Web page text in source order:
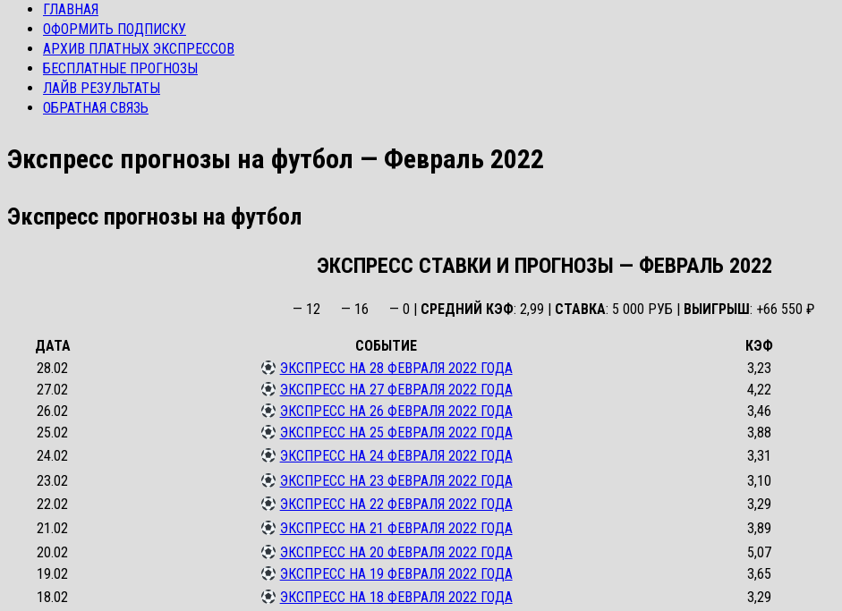
ГЛАВНАЯ
ОФОРМИТЬ ПОДПИСКУ
АРХИВ ПЛАТНЫХ ЭКСПРЕССОВ
БЕСПЛАТНЫЕ ПРОГНОЗЫ
ЛАЙВ РЕЗУЛЬТАТЫ
ОБРАТНАЯ СВЯЗЬ
Экспресс прогнозы на футбол — Февраль 2022
Экспресс прогнозы на футбол
ЭКСПРЕСС СТАВКИ И ПРОГНОЗЫ — ФЕВРАЛЬ 2022
— 12 — 16 — 0 | СРЕДНИЙ КЭФ: 2,99 | СТАВКА: 5 000 РУБ | ВЫИГРЫШ: +66 550 ₽
ДАТА СОБЫТИЕ КЭФ
28.02
ЭКСПРЕСС НА 28 ФЕВРАЛЯ 2022 ГОДА 3,23
27.02
ЭКСПРЕСС НА 27 ФЕВРАЛЯ 2022 ГОДА 4,22
26.02
ЭКСПРЕСС НА 26 ФЕВРАЛЯ 2022 ГОДА 3,46
25.02
ЭКСПРЕСС НА 25 ФЕВРАЛЯ 2022 ГОДА 3,88
24.02
ЭКСПРЕСС НА 24 ФЕВРАЛЯ 2022 ГОДА 3,31
23.02 ЭКСПРЕСС НА 23 ФЕВРАЛЯ 2022 ГОДА 3,10
22.02 ЭКСПРЕСС НА 22 ФЕВРАЛЯ 2022 ГОДА 3,29
21.02
ЭКСПРЕСС НА 21 ФЕВРАЛЯ 2022 ГОДА 3,89
20.02 ЭКСПРЕСС НА 20 ФЕВРАЛЯ 2022 ГОДА 5,07
19.02
ЭКСПРЕСС НА 19 ФЕВРАЛЯ 2022 ГОДА 3,65
18.02
ЭКСПРЕСС НА 18 ФЕВРАЛЯ 2022 ГОДА 3,29